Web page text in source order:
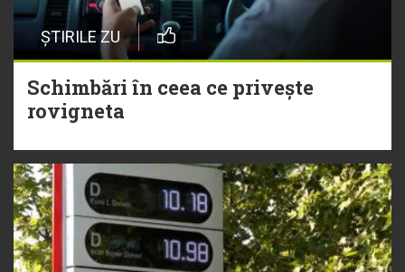
ȘTIRILE ZU
Schimbări în ceea ce privește
rovigneta